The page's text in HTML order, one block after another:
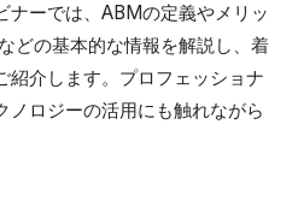
ナーでは、ABMの定義やメリッ
どの基本的な情報を解説し、着
紹介します。プロフェッショナ
ノロジーの活用にも触れながら